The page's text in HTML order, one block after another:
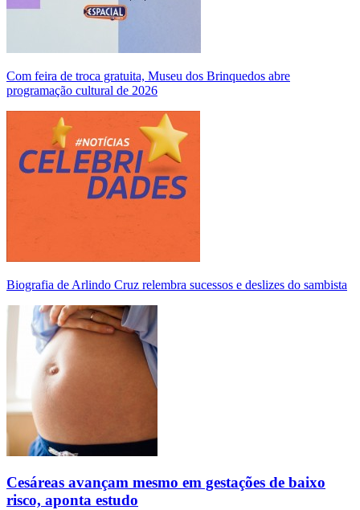
Com feira de troca gratuita, Museu dos Brinquedos abre
programação cultural de 2026
Biografia de Arlindo Cruz relembra sucessos e deslizes do sambista
Cesáreas avançam mesmo em gestações de baixo
risco, aponta estudo